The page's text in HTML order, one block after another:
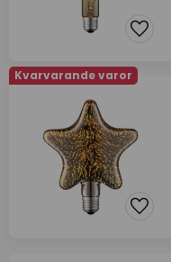
Kvarvarande varor